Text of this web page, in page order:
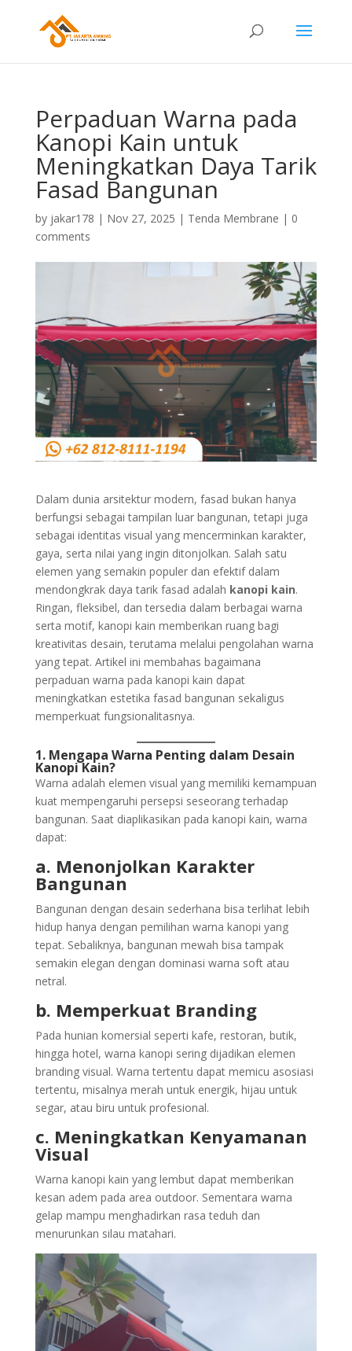
Perpaduan Warna pada
Kanopi Kain untuk
Meningkatkan Daya Tarik
Fasad Bangunan
by jakar178 | Nov 27, 2025 | Tenda Membrane | 0
comments
Dalam dunia arsitektur modern, fasad bukan hanya
berfungsi sebagai tampilan luar bangunan, tetapi juga
sebagai identitas visual yang mencerminkan karakter,
gaya, serta nilai yang ingin ditonjolkan. Salah satu
elemen yang semakin populer dan efektif dalam
mendongkrak daya tarik fasad adalah kanopi kain.
Ringan, fleksibel, dan tersedia dalam berbagai warna
serta motif, kanopi kain memberikan ruang bagi
kreativitas desain, terutama melalui pengolahan warna
yang tepat. Artikel ini membahas bagaimana
perpaduan warna pada kanopi kain dapat
meningkatkan estetika fasad bangunan sekaligus
memperkuat fungsionalitasnya.
1. Mengapa Warna Penting dalam Desain
Kanopi Kain?
Warna adalah elemen visual yang memiliki kemampuan
kuat mempengaruhi persepsi seseorang terhadap
bangunan. Saat diaplikasikan pada kanopi kain, warna
dapat:
a. Menonjolkan Karakter
Bangunan
Bangunan dengan desain sederhana bisa terlihat lebih
hidup hanya dengan pemilihan warna kanopi yang
tepat. Sebaliknya, bangunan mewah bisa tampak
semakin elegan dengan dominasi warna soft atau
netral.
b. Memperkuat Branding
Pada hunian komersial seperti kafe, restoran, butik,
hingga hotel, warna kanopi sering dijadikan elemen
branding visual. Warna tertentu dapat memicu asosiasi
tertentu, misalnya merah untuk energik, hijau untuk
segar, atau biru untuk profesional.
c. Meningkatkan Kenyamanan
Visual
Warna kanopi kain yang lembut dapat memberikan
kesan adem pada area outdoor. Sementara warna
gelap mampu menghadirkan rasa teduh dan
menurunkan silau matahari.